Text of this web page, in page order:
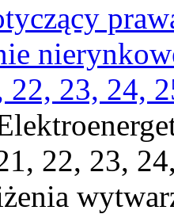
22, 23, 24,
22, 23,